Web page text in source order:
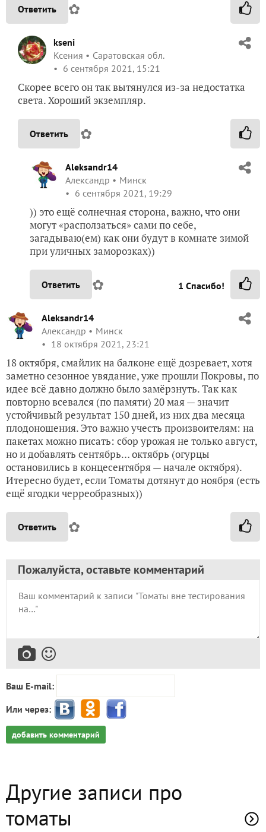
Ответить ✿
kseni
Ксения
Саратовская обл.
6 сентября 2021, 15:21
Скорее всего он так вытянулся из-за недостатка
света. Хороший экземпляр.
Ответить ✿
Aleksandr14
Александр
Минск
6 сентября 2021, 19:29
)) это ещё солнечная сторона, важно, что они
могут «расползаться» сами по себе,
загадываю(ем) как они будут в комнате зимой
при уличных заморозках))
Ответить ✿ 1 Спасибо!
Aleksandr14
Александр
Минск
18 октября 2021, 23:21
18 октября, смайлик на балконе ещё дозревает, хотя
заметно сезонное увядание, уже прошли Покровы, по
идее всё давно должно было замёрзнуть. Так как
повторно всевался (по памяти) 20 мая — значит
устойчивый результат 150 дней, из них два месяца
плодоношения. Это важно учесть произвоителям: на
пакетах можно писать: сбор урожая не только август,
но и добавлять сентябрь… октябрь (огурцы
остановились в концесентября — начале октября).
Итересно будет, если Томаты дотянут до ноября (есть
ещё ягодки черреобразных))
Ответить ✿
Пожалуйста, оставьте комментарий
Ваш E-mail:
Или через:
добавить комментарий
Другие записи про
томаты